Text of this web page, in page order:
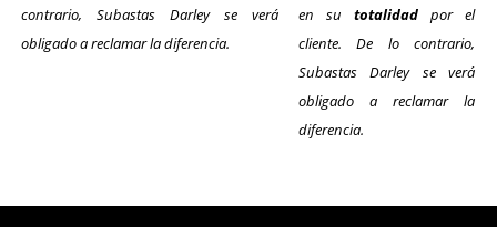
contrario, Subastas Darley se verá
obligado a reclamar la diferencia.
en su totalidad por el
cliente. De lo contrario,
Subastas Darley se verá
obligado a reclamar la
diferencia.